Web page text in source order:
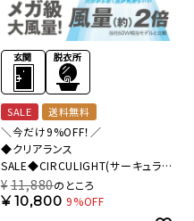
SALE 送料無料
＼今だけ9%OFF！／
◆クリアランス
SALE◆CIRCULIGHT(サーキュライ
ト) メガシリーズ E26モデル
DSLS10MCWH 【SH】
¥11,880のところ
¥10,800 9%OFF